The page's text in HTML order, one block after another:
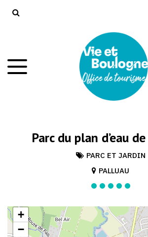
Aller
à
Parc du plan d’eau
PARC ET JARDIN
PALLUAU
+
−